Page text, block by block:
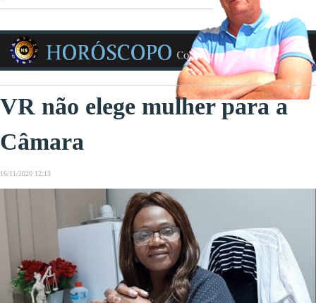
VR não elege mulher para a
Câmara
16/11/2020 12:13